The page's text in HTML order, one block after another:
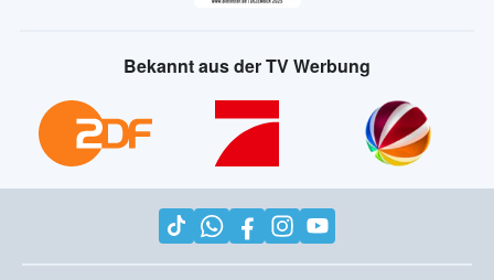
Bekannt aus der TV Werbung